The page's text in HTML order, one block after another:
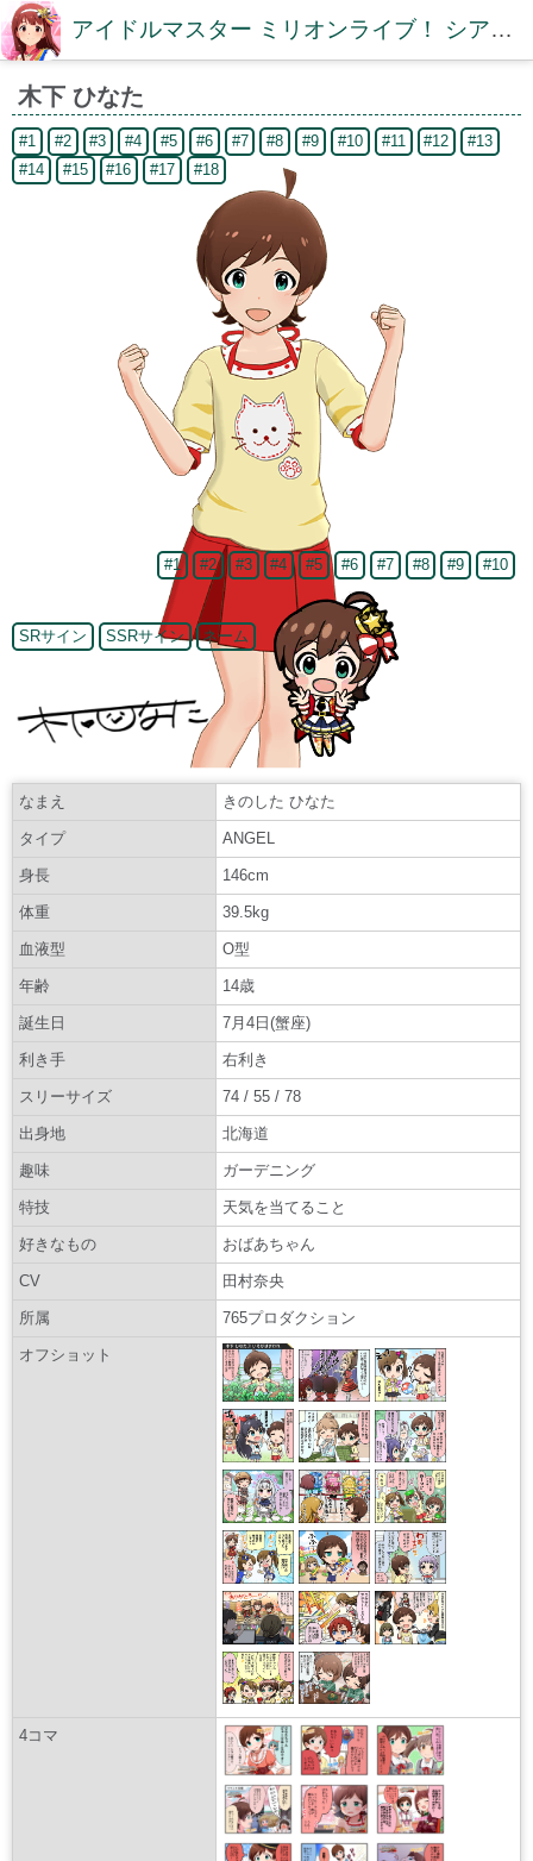
アイドルマスター ミリオンライブ！ シアターデイズDB【ミリシタDB】
木下 ひなた
#1 #2 #3 #4 #5 #6 #7 #8 #9 #10 #11 #12
#13
#14
#15 #16 #17 #18
#1 #2 #3 #4 #5 #6 #7 #8 #9 #10
SRサイン SSRサイン ネーム
なまえ きのした ひなた
タイプ ANGEL
身長 146cm
体重 39.5kg
血液型 O型
年齢 14歳
誕生日 7月4日(蟹座)
利き手 右利き
スリーサイズ 74 / 55 / 78
出身地 北海道
趣味 ガーデニング
特技 天気を当てること
好きなもの おばあちゃん
CV 田村奈央
所属 765プロダクション
オフショット
4コマ